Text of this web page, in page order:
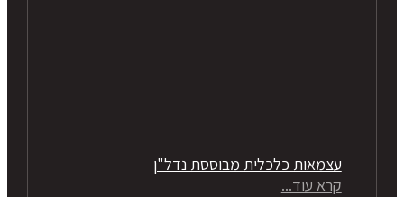
עצמאות כלכלית מבוססת נדל"ן
קרא עוד...